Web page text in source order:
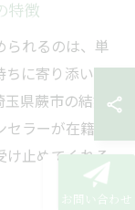
特徴
られるのは、単
ちに寄り添いな
県蕨市の結婚
セラーが在籍
け止めてくれる
お問い合わせ